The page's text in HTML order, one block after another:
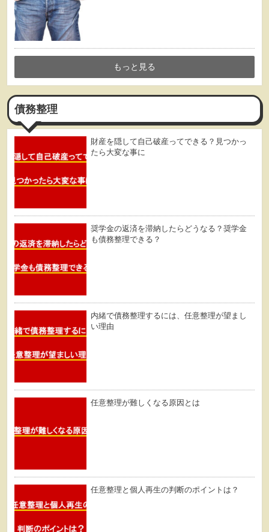
もっと見る
債務整理
財産を隠して自己破産ってできる？見つかっ
たら大変な事に
奨学金の返済を滞納したらどうなる？奨学金
も債務整理できる？
内緒で債務整理するには、任意整理が望まし
い理由
任意整理が難しくなる原因とは
任意整理と個人再生の判断のポイントは？